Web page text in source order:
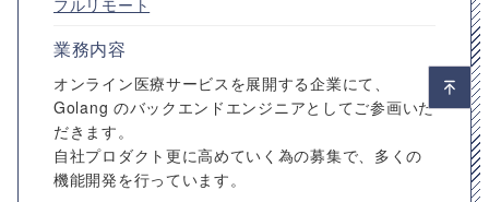
フルリモート
業務内容
オンライン医療サービスを展開する企業にて、
Golang のバックエンドエンジニアとしてご参画いた
だきます。
自社プロダクト更に高めていく為の募集で、多くの
機能開発を行っています。